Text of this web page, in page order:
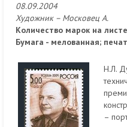
08.09.2004
Художник – Московец А.
Количество марок на
Бумага - мелованная;
Н.Л.
–